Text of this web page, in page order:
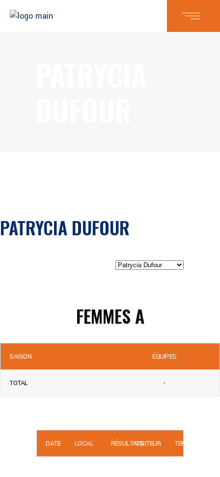
PATRYCIA DUFOUR
FEMMES A
SAISON ÉQUIPES
TOTAL -
DATE LOCAL RÉSULTATSVISITEUR TEMPS